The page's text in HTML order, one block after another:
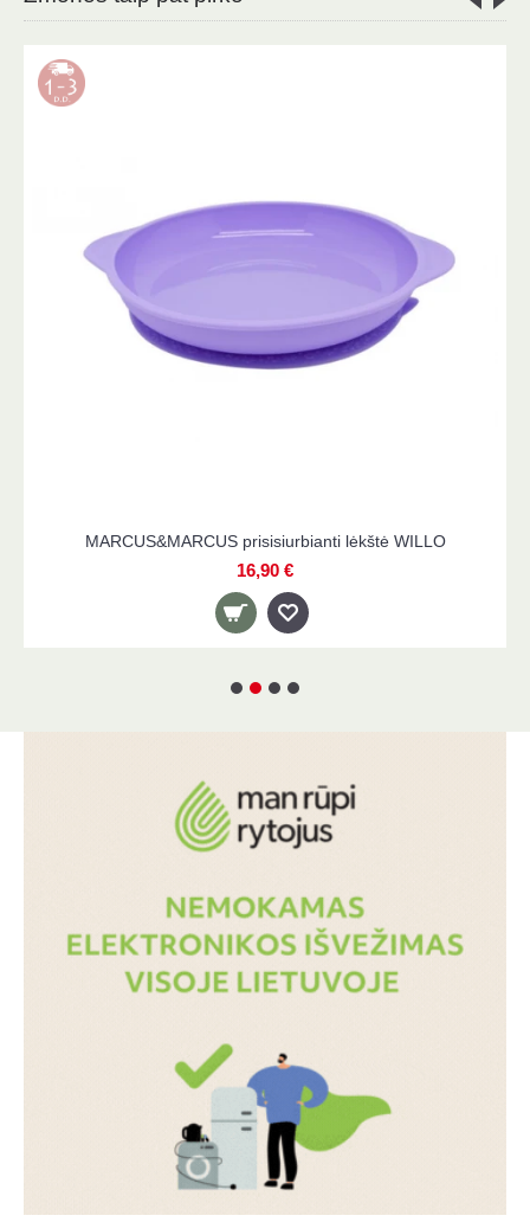
MARCUS&MARCUS trijų žaisliukų rinkinys voniai,